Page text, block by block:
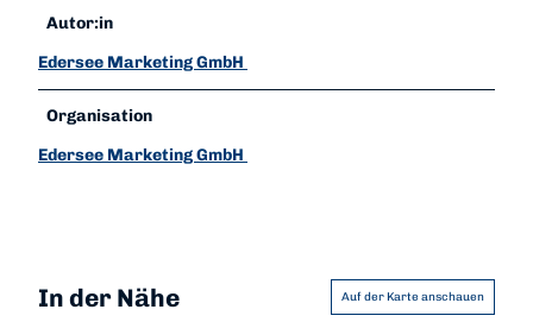
Autor:in
Edersee Marketing GmbH
Organisation
Edersee Marketing GmbH
In der Nähe Auf der Karte anschauen